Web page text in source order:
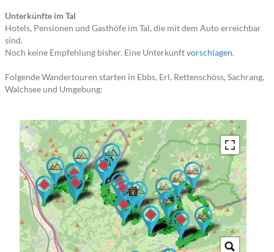
Unterkünfte im Tal
Hotels, Pensionen und Gasthöfe im Tal, die mit dem Auto erreichbar
sind.
Noch keine Empfehlung bisher. Eine Unterkunftvorschlagen.
Folgende Wandertouren starten in Ebbs, Erl, Rettenschöss, Sachrang,
Walchsee und Umgebung:
→ → → → → → → → → → → → → →
→ → → → → →→ → → → →
→ → → → → → → → → → →
→ → → → → →
→ → → → → → →
→ → → → →→ → → → → → →→ → → → → → → →
→ →
→ → →
→ → → → → → → →
→ → → →